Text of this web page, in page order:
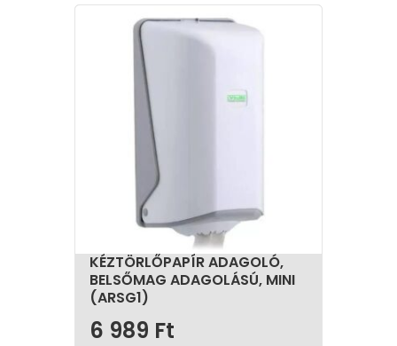
KÉZTÖRLŐPAPÍR ADAGOLÓ,
BELSŐMAG ADAGOLÁSÚ, MINI
(ARSG1)
6 989 Ft